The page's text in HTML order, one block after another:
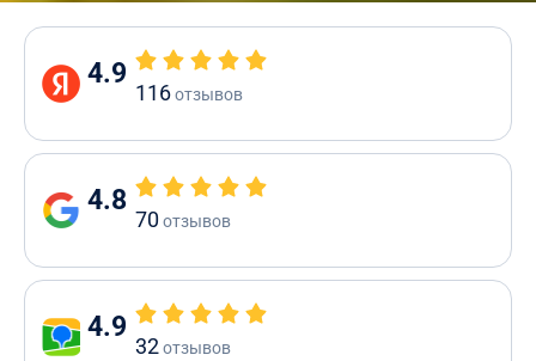
4.9
116отзывов
4.8
70отзывов
4.9
32отзывов